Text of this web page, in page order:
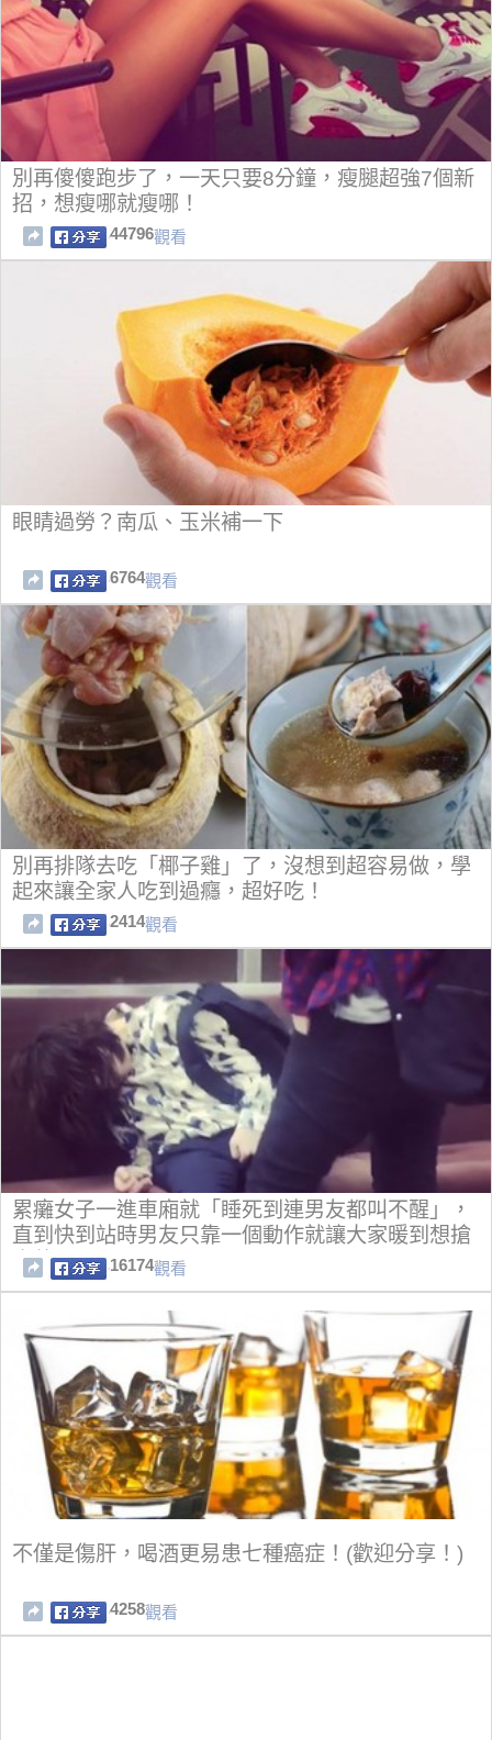
別再傻傻跑步了，一天只要8分鐘，瘦腿超強7個新
招，想瘦哪就瘦哪！
44796觀看
眼睛過勞？南瓜、玉米補一下
6764觀看
別再排隊去吃「椰子雞」了，沒想到超容易做，學
起來讓全家人吃到過癮，超好吃！
2414觀看
累癱女子一進車廂就「睡死到連男友都叫不醒」，
直到快到站時男友只靠一個動作就讓大家暖到想搶
走他！
16174觀看
不僅是傷肝，喝酒更易患七種癌症！(歡迎分享！)
4258觀看